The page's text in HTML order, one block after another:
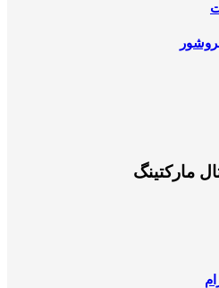
مارکتینگ